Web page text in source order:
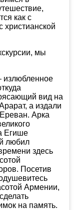
как с
христианской
мы
вид на
а издали
Арка
Егише
любил
здесь
Посетив
Армении,
на память.